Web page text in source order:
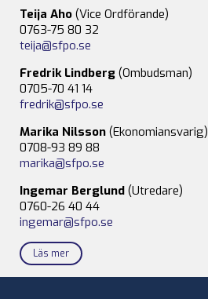
Teija Aho (Vice Ordförande)
0763-75 80 32
teija@sfpo.se
Fredrik Lindberg (Ombudsman)
0705-70 41 14
fredrik@sfpo.se
Marika Nilsson (Ekonomiansvarig)
0708-93 89 88
marika@sfpo.se
Ingemar Berglund (Utredare)
0760-26 40 44
ingemar@sfpo.se
Läs mer